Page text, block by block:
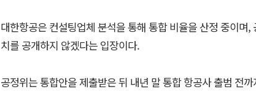
대한항공은 컨설팅업체 분석을 통해 통합 비율을 산정 중이며
치를 공개하지 않겠다는 입장이다.
공정위는 통합안을 제출받은 뒤 내년 말 통합 항공사 출범 전